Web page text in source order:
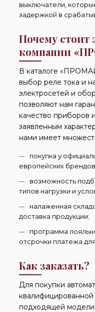
выключатели,
задержкой в
Почему стоит
компании
В каталоге
выбор реле тока и
электросетей и
позволяют нам
качество приборов
заявленным
нами имеет
покупка у
европейских
возможность
типов нагрузки и
налаженная
доставка продукции;
программа
отсрочки платежа
Как заказать?
Для покупки
подходящей модели